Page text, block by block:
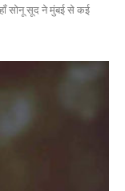
सोनू सूद ने मुंबई से कई